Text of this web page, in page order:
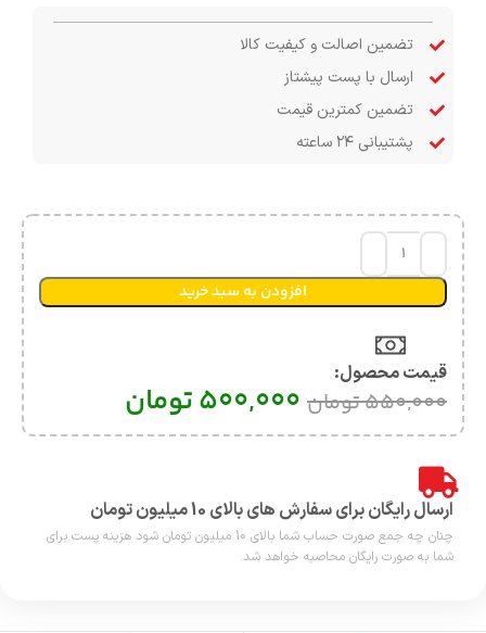
تضمین اصالت و کیفیت کالا
ارسال با پست پیشتاز
تضمین کمترین قیمت
پشتیبانی ۲۴ ساعته
افزودن به سبد خرید
قیمت محصول:​
550,000تومان 500,000تومان
ارسال رایگان برای سفارش های بالای 10 میلیون تومان
چنان چه جمع صورت حساب شما بالای 10 میلیون تومان شود هزینه پست برای
شما به صورت رایگان محاصبه خواهد شد.